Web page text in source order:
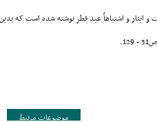
ایثار و اشتباهاً عید فطر نوشته شده است که
موضوعات مرتبط